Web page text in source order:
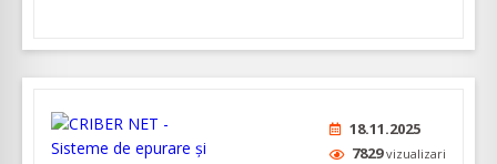
18.11.2025
7829vizualizari